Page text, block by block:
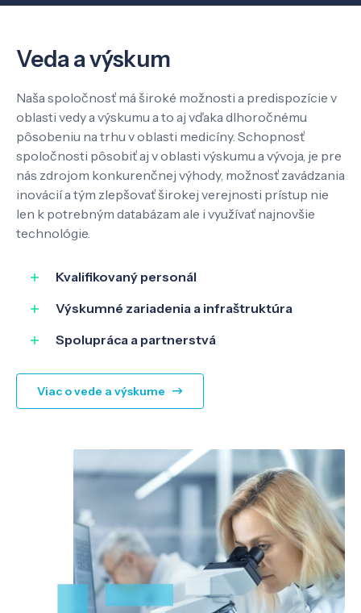
Know-how
O nás
SK EN
Veda a výskum
Naša spoločnosť má široké možnosti a predispozície v
oblasti vedy a výskumu a to aj vďaka dlhoročnému
pôsobeniu na trhu v oblasti medicíny. Schopnosť
spoločnosti pôsobiť aj v oblasti výskumu a vývoja, je pre
nás zdrojom konkurenčnej výhody, možnosť zavádzania
inovácií a tým zlepšovať širokej verejnosti prístup nie
len k potrebným databázam ale i využívať najnovšie
technológie.
Kvalifikovaný personál
Výskumné zariadenia a infraštruktúra
Spolupráca a partnerstvá
Viac o vede a výskume